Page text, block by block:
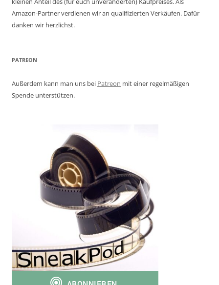
Amazon-Partner verdienen wir an qualifizierten Verkäufen. Dafür
danken wir herzlichst.
PATREON
Außerdem kann man uns bei Patreon mit einer regelmäßigen
Spende unterstützen.